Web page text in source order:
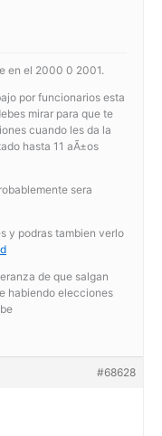
en el 2000 0 2001.
por funcionarios esta
mirar para que te
cuando les da la
hasta 11 aÃ±os
sera
y podras tambien verlo
de que salgan
habiendo elecciones
#68628